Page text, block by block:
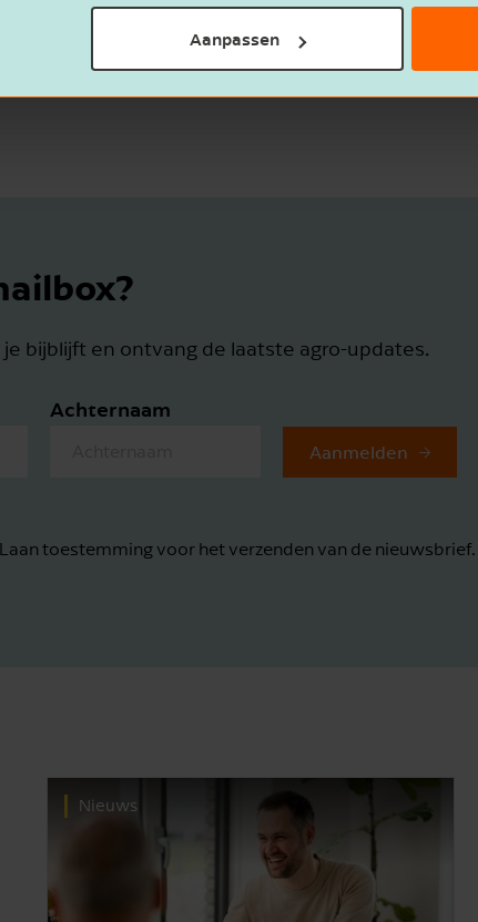
Aanpassen
Neem gerustcontact
bijblijft en ontvang de laatste agro-updates.
Achternaam
Aanmelden
toestemming voor het verzenden van de nieuwsbrief.
Nieuws